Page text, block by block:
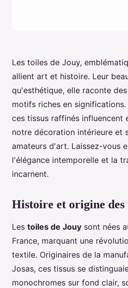
Les toiles de Jouy,
allient art et histoire. Leur
qu'esthétique, elle raconte
motifs riches en
ces tissus raffinés influencent
notre décoration intérieure et
amateurs d'art. Laissez-vous
l'élégance intemporelle et la
incarnent.
Histoire et origine des
Les toiles de Jouy sont nées
France, marquant une
textile. Originaires de la
Josas, ces tissus se
monochromes sur fond clair,